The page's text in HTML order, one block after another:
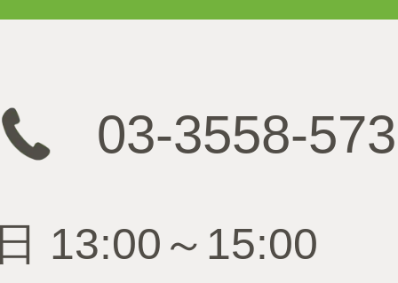
03-3558-
13:00～15:00